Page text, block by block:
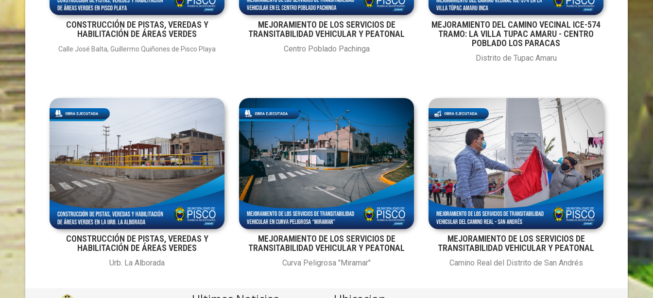
CONSTRUCCIÓN DE PISTAS, VEREDAS Y
HABILITACIÓN DE ÁREAS VERDES
Calle José Balta, Guillermo Quiñones de Pisco Playa
MEJORAMIENTO DE LOS SERVICIOS DE
TRANSITABILIDAD VEHICULAR Y PEATONAL
Centro Poblado Pachinga
MEJORAMIENTO DEL CAMINO VECINAL ICE-574
TRAMO: LA VILLA TUPAC AMARU - CENTRO
POBLADO LOS PARACAS
Distrito de Tupac Amaru
CONSTRUCCIÓN DE PISTAS, VEREDAS Y
HABILITACIÓN DE ÁREAS VERDES
Urb. La Alborada
MEJORAMIENTO DE LOS SERVICIOS DE
TRANSITABILIDAD VEHICULAR Y PEATONAL
Curva Peligrosa "Miramar"
MEJORAMIENTO DE LOS SERVICIOS DE
TRANSITABILIDAD VEHICULAR Y PEATONAL
Camino Real del Distrito de San Andrés